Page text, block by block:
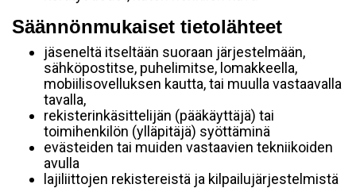
Säännönmukaiset tietolähteet
jäseneltä itseltään suoraan järjestelmään,
sähköpostitse, puhelimitse, lomakkeella,
mobiilisovelluksen kautta, tai muulla vastaavalla
tavalla,
rekisterinkäsittelijän (pääkäyttäjä) tai
toimihenkilön (ylläpitäjä) syöttäminä
evästeiden tai muiden vastaavien tekniikoiden
avulla
lajiliittojen rekistereistä ja kilpailujärjestelmistä